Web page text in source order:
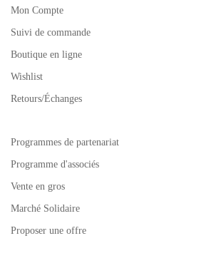
Mon Compte
Suivi de commande
Boutique en ligne
Wishlist
Retours/Échanges
Programmes de partenariat
Programme d'associés
Vente en gros
Marché Solidaire
Proposer une offre